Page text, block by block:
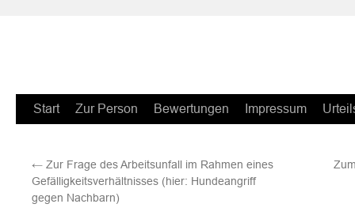
Zum
springen
Start Zur Person Bewertungen Impressum
← Zur Frage des Arbeitsunfall im Rahmen eines
Gefälligkeitsverhältnisses (hier: Hundeangriff
gegen Nachbarn)